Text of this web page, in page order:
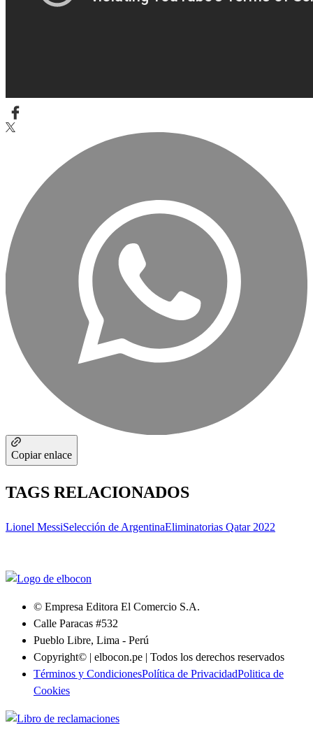
Copiar enlace
TAGS RELACIONADOS
Lionel MessiSelección de ArgentinaEliminatorias Qatar 2022
© Empresa Editora El Comercio S.A.
Calle Paracas #532
Pueblo Libre, Lima - Perú
Copyright© | elbocon.pe | Todos los derechos reservados
Términos y CondicionesPolítica de PrivacidadPolitica de
Cookies